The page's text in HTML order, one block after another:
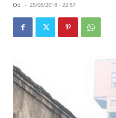
Od - 25/05/2018 - 22:57